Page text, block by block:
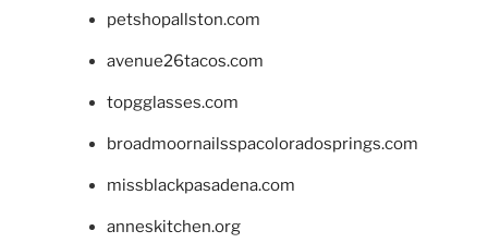
petshopallston.com
avenue26tacos.com
topgglasses.com
broadmoornailsspacoloradosprings.com
missblackpasadena.com
anneskitchen.org